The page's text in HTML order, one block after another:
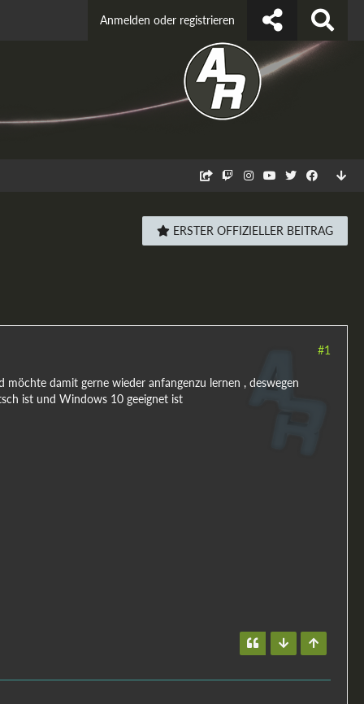
Anmelden oder registrieren
ERSTER OFFIZIELLER BEITRAG
#1
damit gerne wieder anfangenzu lernen , deswegen
ist und Windows 10 geeignet ist